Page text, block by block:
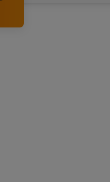
seus clientes.